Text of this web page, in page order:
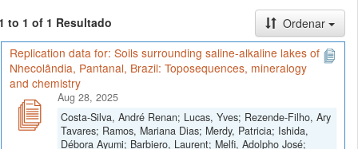
to 1 of 1 Resultado
Ordenar
Replication data for: Soils surrounding saline-alkaline lakes of
Nhecolândia, Pantanal, Brazil: Toposequences, mineralogy
and chemistry
Aug 28, 2025
Costa-Silva, André Renan; Lucas, Yves; Rezende-Filho, Ary
Tavares; Ramos, Mariana Dias; Merdy, Patricia; Ishida,
Débora Ayumi; Barbiero, Laurent; Melfi, Adolpho José;